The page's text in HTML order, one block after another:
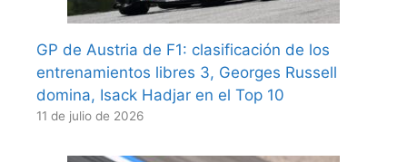
GP de Austria de F1: clasificación de los
entrenamientos libres 3, Georges Russell
domina, Isack Hadjar en el Top 10
11 de julio de 2026